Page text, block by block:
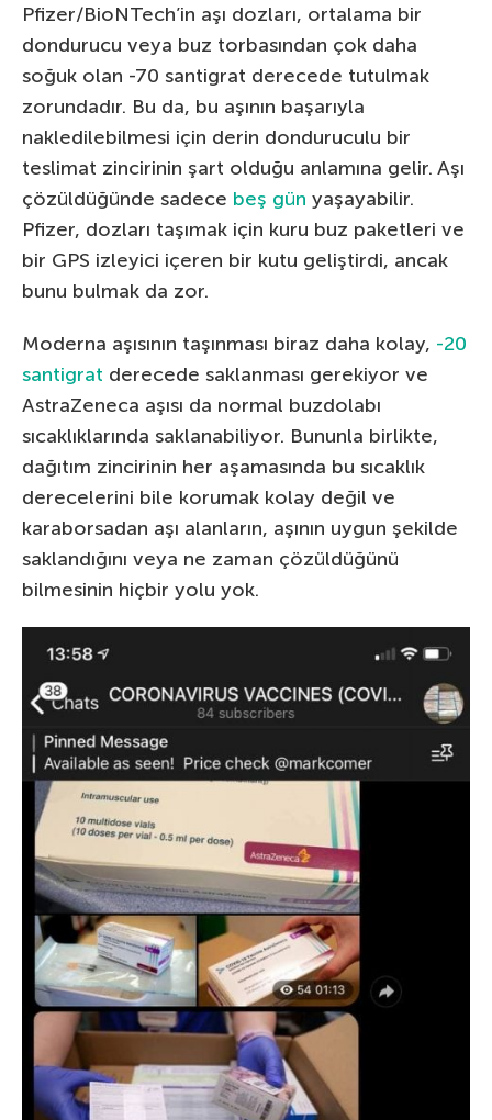
Pfizer/BioNTech’in aşı dozları, ortalama bir
dondurucu veya buz torbasından çok daha
soğuk olan -70 santigrat derecede tutulmak
zorundadır. Bu da, bu aşının başarıyla
nakledilebilmesi için derin donduruculu bir
teslimat zincirinin şart olduğu anlamına gelir. Aşı
çözüldüğünde sadece beş gün yaşayabilir.
Pfizer, dozları taşımak için kuru buz paketleri ve
bir GPS izleyici içeren bir kutu geliştirdi, ancak
bunu bulmak da zor.
Moderna aşısının taşınması biraz daha kolay, -20
santigrat derecede saklanması gerekiyor ve
AstraZeneca aşısı da normal buzdolabı
sıcaklıklarında saklanabiliyor. Bununla birlikte,
dağıtım zincirinin her aşamasında bu sıcaklık
derecelerini bile korumak kolay değil ve
karaborsadan aşı alanların, aşının uygun şekilde
saklandığını veya ne zaman çözüldüğünü
bilmesinin hiçbir yolu yok.